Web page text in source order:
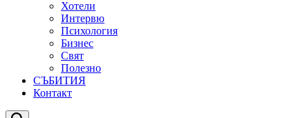
Хотели
Интервю
Психология
Бизнес
Свят
Полезно
СЪБИТИЯ
Контакт